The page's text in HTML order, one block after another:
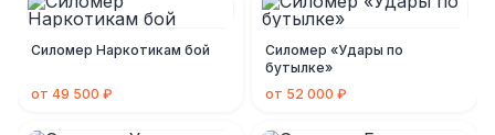
Силомер Наркотикам бой
от 49 500 ₽
Силомер «Удары по
бутылке»
от 52 000 ₽